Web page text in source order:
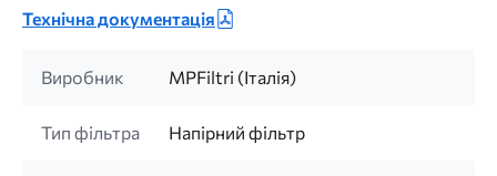
Технічна документація
Виробник MPFiltri (Італія)
Тип фільтра Напірний фільтр